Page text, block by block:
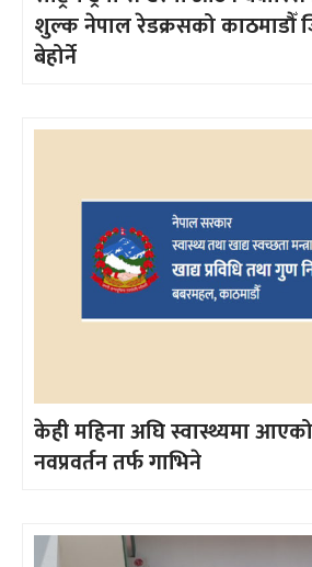
शुल्क नेपाल रेडक्रसको काठमाडौँ
बेहोर्ने
केही महिना अघि स्वास्थ्यमा
नवप्रवर्तन तर्फ गाभिने